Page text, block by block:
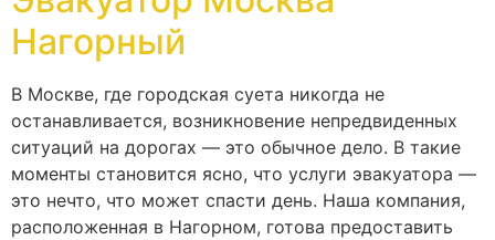
Нагорный
В Москве, где городская суета никогда не
останавливается, возникновение непредвиденных
ситуаций на дорогах — это обычное дело. В такие
моменты становится ясно, что услуги эвакуатора —
это нечто, что может спасти день. Наша компания,
расположенная в Нагорном, готова предоставить